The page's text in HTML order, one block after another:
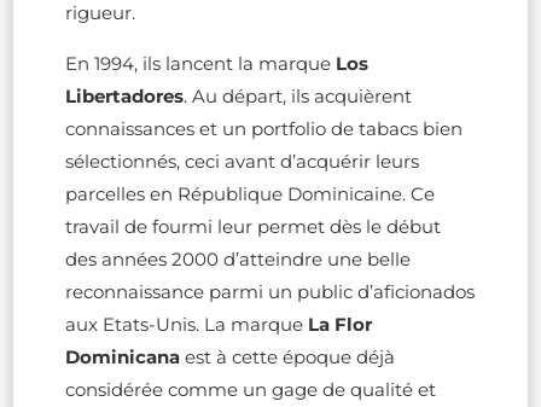
rigueur.
En 1994, ils lancent la marque Los
Libertadores. Au départ, ils acquièrent
connaissances et un portfolio de tabacs bien
sélectionnés, ceci avant d’acquérir leurs
parcelles en République Dominicaine. Ce
travail de fourmi leur permet dès le début
des années 2000 d’atteindre une belle
reconnaissance parmi un public d’aficionados
aux Etats-Unis. La marque La Flor
Dominicanaest à cette époque déjà
considérée comme un gage de qualité et